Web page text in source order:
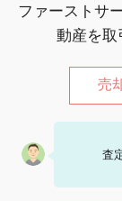
ファーストサ
動産を取
売
査